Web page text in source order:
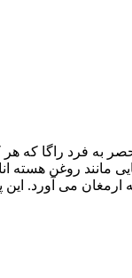
دائمی می باشد، این پکیج شامل ۴ شیشه
مانند روغن هسته
می آورد. این